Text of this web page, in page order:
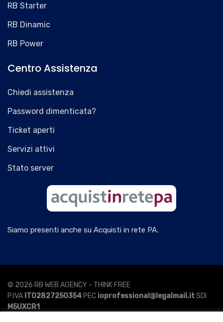
RB Starter
RB Dinamic
RB Power
Centro Assistenza
Chiedi assistenza
Password dimenticata?
Ticket aperti
Servizi attivi
Stato server
Siamo presenti anche su Acquisti in rete PA.
© 2026 RB WEB AGENCY - THINK FREE
P.IVA IT02827250354 PEC ioprofessional@legalmail.itSDI
M5UXCR1